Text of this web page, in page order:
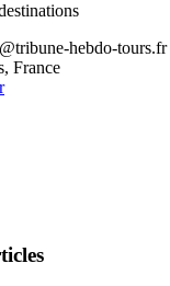
hebdo-tours.fr
France